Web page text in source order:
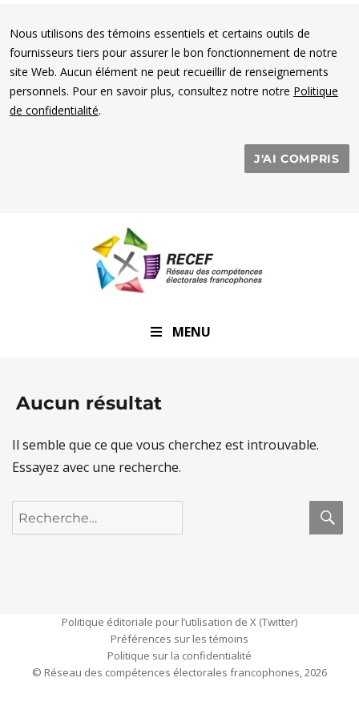
Nous utilisons des témoins essentiels et certains outils de
fournisseurs tiers pour assurer le bon fonctionnement de notre
site Web. Aucun élément ne peut recueillir de renseignements
personnels. Pour en savoir plus, consultez notre notre Politique
de confidentialité.
J'AI COMPRIS
Aucun résultat
Il semble que ce que vous cherchez est introuvable.
Essayez avec une recherche.
Recherche
pour :
MENU
Politique éditoriale pour l’utilisation de X (Twitter)
Préférences sur les témoins
Politique sur la confidentialité
© Réseau des compétences électorales francophones, 2026